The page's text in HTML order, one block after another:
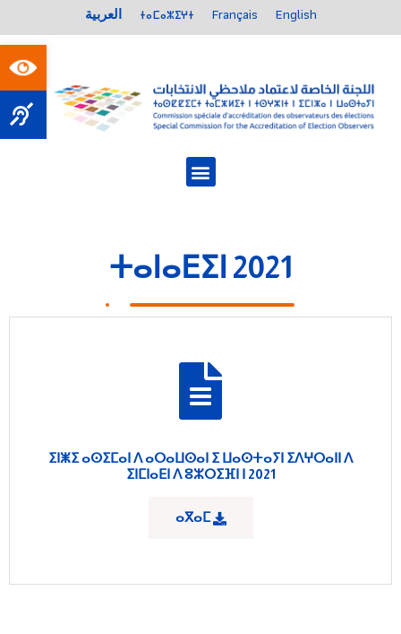
Open toolbar
العربية ⵜⴰⵎⴰⵣⵉⵖⵜ Français English
ⵜⴰⵏⴰⴹⵉⵏ 2021
ⵉⵏⵥⵉ ⴰⵙⵉⵎⴰⵏ ⴷ ⴰⵔⴰⵡⵙⴰⵏ ⵉ ⵡⴰⵙⵜⴰⵢⵏ ⵉⴷⵖⵔⴰⵏⵏ ⴷ
ⵉⵏⵎⵏⴰⴹⵏ ⴷ ⵓⵣⵔⵉⴼⵏ ⵏ 2021
ⴰⴳⴰⵎ